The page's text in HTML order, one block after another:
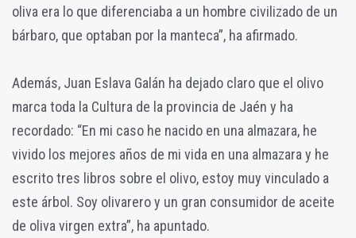
oliva era lo que diferenciaba a un hombre civilizado de un
bárbaro, que optaban por la manteca”, ha afirmado.
Además, Juan Eslava Galán ha dejado claro que el olivo
marca toda la Cultura de la provincia de Jaén y ha
recordado: “En mi caso he nacido en una almazara, he
vivido los mejores años de mi vida en una almazara y he
escrito tres libros sobre el olivo, estoy muy vinculado a
este árbol. Soy olivarero y un gran consumidor de aceite
de oliva virgen extra”, ha apuntado.